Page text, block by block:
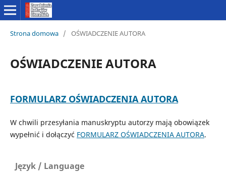
Strona domowa / OŚWIADCZENIE AUTORA
OŚWIADCZENIE AUTORA
FORMULARZ OŚWIADCZENIA AUTORA
W chwili przesyłania manuskryptu autorzy mają obowiązek
wypełnić i dołączyć FORMULARZ OŚWIADCZENIA AUTORA.
Język / Language